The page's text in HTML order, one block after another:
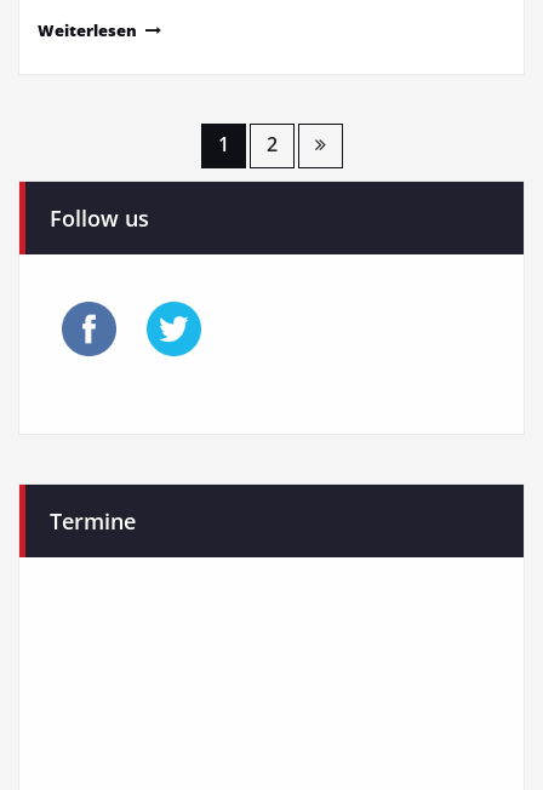
Weiterlesen
Seitennummerierung
Beiträge
1 2
Follow us
Termine